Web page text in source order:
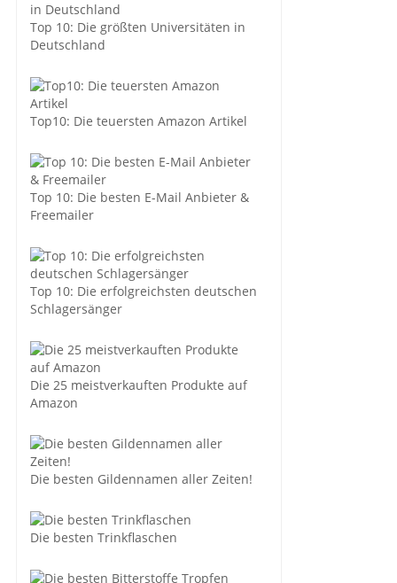
Top 10: Die größten Universitäten in
Deutschland
Top10: Die teuersten Amazon Artikel
Top 10: Die besten E-Mail Anbieter &
Freemailer
Top 10: Die erfolgreichsten deutschen
Schlagersänger
Die 25 meistverkauften Produkte auf
Amazon
Die besten Gildennamen aller Zeiten!
Die besten Trinkflaschen